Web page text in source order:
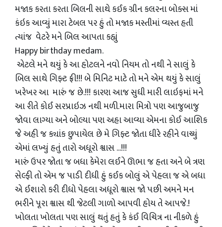
મજાક કરતા કરતા બિલની સાથે કઈક ગ્રીન કલરના બોક્સ માં
કંઇક આવ્યું મારા ટેબલ પર હું તો મજાક મસ્તીમાં વ્યસ્ત હતી
ત્યાંજ વેટરે મને બિલ આપતા કહ્યું
Happy birthday medam.
એટલે મને થયું કે આ હોટલને નવો નિયમ તો નથી ને સાલું કે
બિલ સાથે ગિફ્ટ ફ્રી!!! બે મિનિટ માટે તો મને એમ થયું કે સાલું
ખરેખર આ મારું જ છે.!!! કારણ આજ સુધી મારી લાઇફમાં મને
આ રીતે કોઈ સરપ્રાઇઝ નથી મળી.મારા મિત્રો પણ આજુબાજુ
જોવા લાગ્યા અને બોલ્યા પણ અહા આવ્યા એમના કોઈ આશિક
જે અહી જ ક્યાંક છુપાયેલ છે મે ગિફ્ટ જોતા ધીરે રહીને વાચ્યું
એમાં લખ્યું હતું તારો અધૂરો શ્વાસ ...!!!
મારું ઉપર જોતા જ બધા કેમેરા લઈને ઊભા જ હતા અને બે ત્રણ
સેલ્ફી તો એમ જ પાડી દીધી હું કઈક બોલું એ પેહલા જ એ બધા
એ ઈશારો કરી દીધો પેહલા અધૂરો શ્વાસ જો પછી અમને મન
ભરીને પૂરા શ્વાસ થી જેટલી ગાળો આપવી હોય તે આપજે.!
ખોલતા ખોલતા પણ સાલું થતું હતું કે કંઈ વિચિત્ર ના નીકળે હું